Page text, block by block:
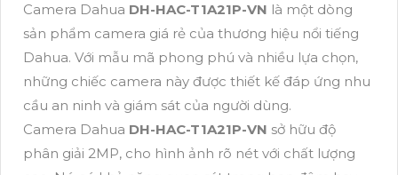
Camera Dahua DH-HAC-T1A21P-VN là một dòng
sản phẩm camera giá rẻ của thương hiệu nổi tiếng
Dahua. Với mẫu mã phong phú và nhiều lựa chọn,
những chiếc camera này được thiết kế đáp ứng nhu
cầu an ninh và giám sát của người dùng.
Camera Dahua DH-HAC-T1A21P-VN sở hữu độ
phân giải 2MP, cho hình ảnh rõ nét với chất lượng